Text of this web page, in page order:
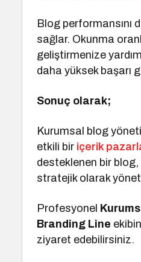
Blog performansını
sağlar. Okunma
geliştirmenize
daha yüksek başarı
Sonuç olarak;
Kurumsal blog
etkili bir içerik
desteklenen bir blog,
stratejik olarak
Profesyonel
Branding Line
ziyaret edebilirsiniz.